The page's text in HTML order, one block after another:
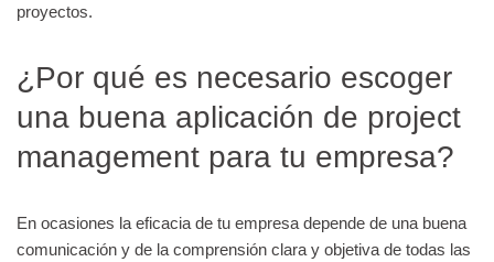
proyectos.
¿Por qué es necesario escoger
una buena aplicación de project
management para tu empresa?
En ocasiones la eficacia de tu empresa depende de una buena
comunicación y de la comprensión clara y objetiva de todas las